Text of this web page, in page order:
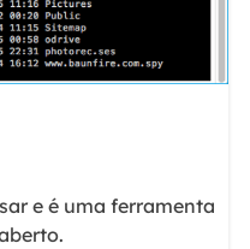
e é uma ferramenta